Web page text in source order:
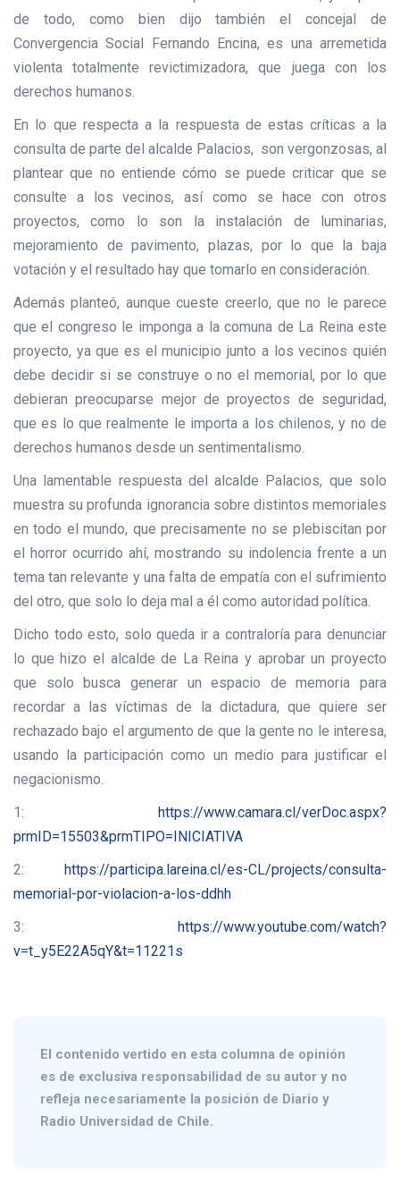
de todo, como bien dijo también el concejal de
Convergencia Social Fernando Encina, es una arremetida
violenta totalmente revictimizadora, que juega con los
derechos humanos.
En lo que respecta a la respuesta de estas críticas a la
consulta de parte del alcalde Palacios, son vergonzosas, al
plantear que no entiende cómo se puede criticar que se
consulte a los vecinos, así como se hace con otros
proyectos, como lo son la instalación de luminarias,
mejoramiento de pavimento, plazas, por lo que la baja
votación y el resultado hay que tomarlo en consideración.
Además planteó, aunque cueste creerlo, que no le parece
que el congreso le imponga a la comuna de La Reina este
proyecto, ya que es el municipio junto a los vecinos quién
debe decidir si se construye o no el memorial, por lo que
debieran preocuparse mejor de proyectos de seguridad,
que es lo que realmente le importa a los chilenos, y no de
derechos humanos desde un sentimentalismo.
Una lamentable respuesta del alcalde Palacios, que solo
muestra su profunda ignorancia sobre distintos memoriales
en todo el mundo, que precisamente no se plebiscitan por
el horror ocurrido ahí, mostrando su indolencia frente a un
tema tan relevante y una falta de empatía con el sufrimiento
del otro, que solo lo deja mal a él como autoridad política.
Dicho todo esto, solo queda ir a contraloría para denunciar
lo que hizo el alcalde de La Reina y aprobar un proyecto
que solo busca generar un espacio de memoria para
recordar a las víctimas de la dictadura, que quiere ser
rechazado bajo el argumento de que la gente no le interesa,
usando la participación como un medio para justificar el
negacionismo.
1: https://www.camara.cl/verDoc.aspx?
prmID=15503&prmTIPO=INICIATIVA
2: https://participa.lareina.cl/es-CL/projects/consulta-
memorial-por-violacion-a-los-ddhh
3: https://www.youtube.com/watch?
v=t_y5E22A5qY&t=11221s
El contenido vertido en esta columna de opinión
es de exclusiva responsabilidad de su autor y no
refleja necesariamente la posición de Diario y
Radio Universidad de Chile.